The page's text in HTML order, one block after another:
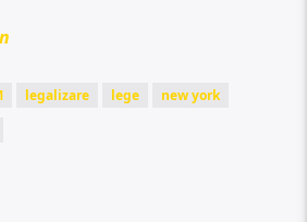
legalizare lege
new york